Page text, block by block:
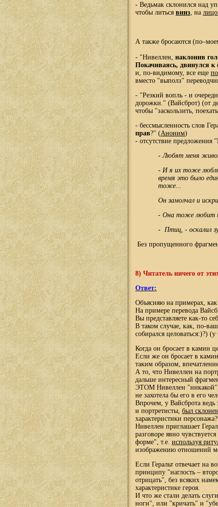
- Ведьмак склонился над
чтобы литься вниз , на
А также бросаются
- "Нивеллен, наклонив
Покачиваясь, двинулся к
и, по-видимому, все еще
вместо "выполз"
- "Резкий вопль - и
дорожки." (Вайсброт) (от
чтобы "заскользить,
- бессмысленность слов
прав?" (Аноним)
- отсутствие предложения "
- Любят меня
- И я их тоже
время это было
тоже...
Он замолчал и
- Она тоже любит
- Птиц, - оскалил
Без пропущенного
8) Читатель ничего от
Ответ:
Объясняю на примерах,
На примере перевода
Вы представляете как-то
В таком случае, как, по-
собирался целоваться:)?) (у
Когда он бросает в камин
Если же он бросает в
таким образом,
А то, что Нивеллен на
дальше интересный
ЭТОМ Нивеллен "никакой",
не захотела бы его в его
Впрочем, у Вайсброта ведь
и портретисты, был
характеристики персонажа?
Нивеллен приглашает
разговоре явно
форме", т.е. используя
изображению отношений
Если Геральт отвечает на
принципу "наглость –
отрицать", без всяких
характеристике героя.
И что же стали делать
ноги", или "кричать" и